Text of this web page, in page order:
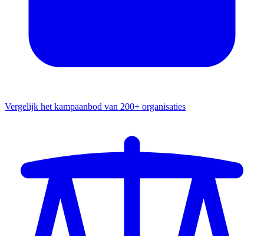
Vergelijk het kampaanbod van 200+ organisaties